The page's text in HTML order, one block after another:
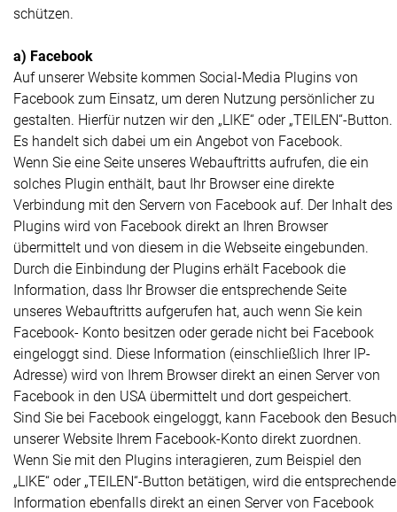
schützen.
a) Facebook
Auf unserer Website kommen Social-Media Plugins von
Facebook zum Einsatz, um deren Nutzung persönlicher zu
gestalten. Hierfür nutzen wir den „LIKE“ oder „TEILEN“-Button.
Es handelt sich dabei um ein Angebot von Facebook.
Wenn Sie eine Seite unseres Webauftritts aufrufen, die ein
solches Plugin enthält, baut Ihr Browser eine direkte
Verbindung mit den Servern von Facebook auf. Der Inhalt des
Plugins wird von Facebook direkt an Ihren Browser
übermittelt und von diesem in die Webseite eingebunden.
Durch die Einbindung der Plugins erhält Facebook die
Information, dass Ihr Browser die entsprechende Seite
unseres Webauftritts aufgerufen hat, auch wenn Sie kein
Facebook- Konto besitzen oder gerade nicht bei Facebook
eingeloggt sind. Diese Information (einschließlich Ihrer IP-
Adresse) wird von Ihrem Browser direkt an einen Server von
Facebook in den USA übermittelt und dort gespeichert.
Sind Sie bei Facebook eingeloggt, kann Facebook den Besuch
unserer Website Ihrem Facebook-Konto direkt zuordnen.
Wenn Sie mit den Plugins interagieren, zum Beispiel den
„LIKE“ oder „TEILEN“-Button betätigen, wird die entsprechende
Information ebenfalls direkt an einen Server von Facebook